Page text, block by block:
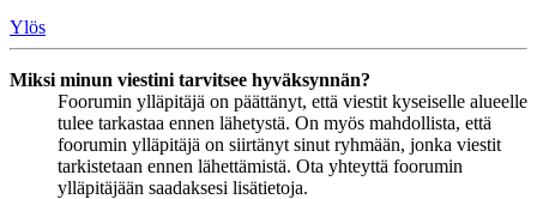
Ylös
Miksi minun viestini tarvitsee hyväksynnän?
Foorumin ylläpitäjä on päättänyt, että viestit kyseiselle alueelle
tulee tarkastaa ennen lähetystä. On myös mahdollista, että
foorumin ylläpitäjä on siirtänyt sinut ryhmään, jonka viestit
tarkistetaan ennen lähettämistä. Ota yhteyttä foorumin
ylläpitäjään saadaksesi lisätietoja.